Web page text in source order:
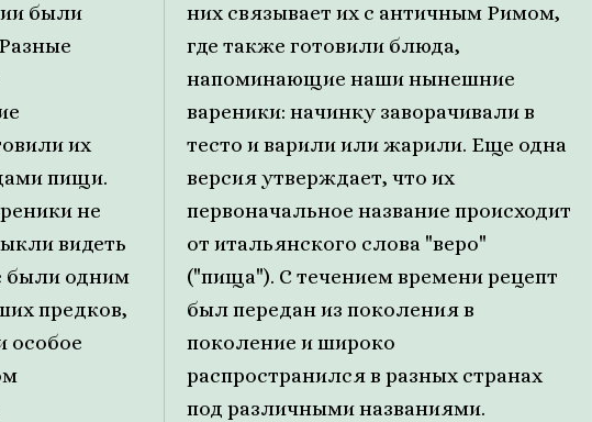
были
их
пищи.
не
видеть
были одним
предков,
особое
них связывает их с античным Римом,
где также готовили блюда,
напоминающие наши нынешние
вареники: начинку заворачивали в
тесто и варили или жарили. Еще одна
версия утверждает, что их
первоначальное название происходит
от итальянского слова "веро"
("пища"). С течением времени рецепт
был передан из поколения в
поколение и широко
распространился в разных странах
под различными названиями.